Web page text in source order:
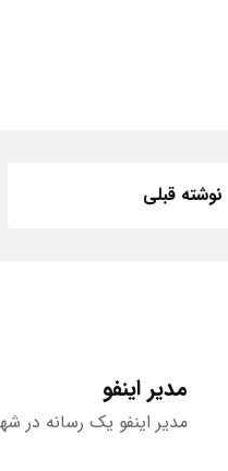
نوشته قبلی
مدیر اینفو
مدیر اینفو یک رسانه در